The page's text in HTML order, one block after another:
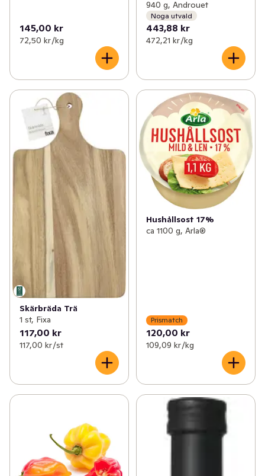
145,00 kr
72,50 kr /kg
940 g, Androuet
Noga utvald
443,88 kr
472,21 kr /kg
Skärbräda Trä
1 st, Fixa
117,00 kr
117,00 kr /st
Hushållsost 17%
ca 1100 g, Arla®
Prismatch
120,00 kr
109,09 kr /kg